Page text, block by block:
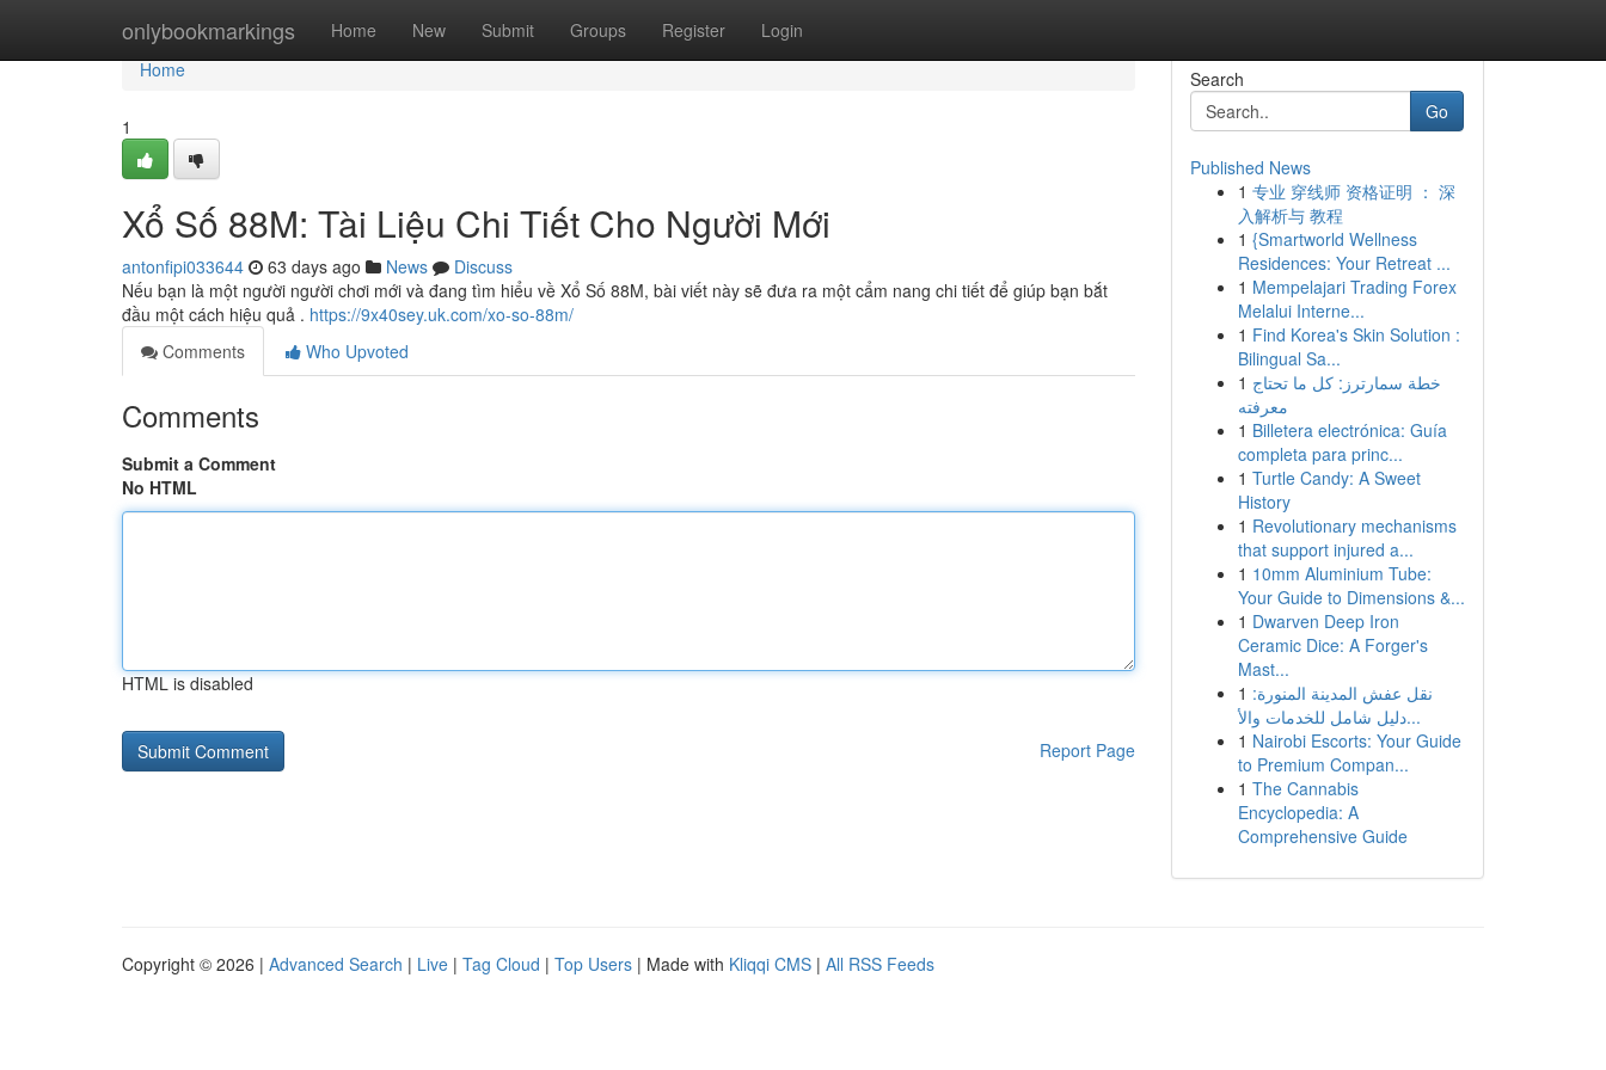
onlybookmarkings Home New Submit Groups Register Login
Home
Home
1
Xổ Số 88M: Tài Liệu Chi Tiết Cho Người Mới
antonfipi033644 63 days ago News
Discuss
Nếu bạn là một người người chơi mới và đang tìm hiểu về Xổ Số 88M, bài viết này sẽ đưa ra một cẩm nang chi tiết để giúp bạn bắt
đầu một cách hiệu quả . https://9x40sey.uk.com/xo-so-88m/
Comments
Who Upvoted
Comments
Submit a Comment
No HTML
HTML is disabled
Report Page
Search
Go
Published News
1 专业 穿线师 资格证明 ： 深
入解析与 教程
1 {Smartworld Wellness
Residences: Your Retreat ...
1 Mempelajari Trading Forex
Melalui Interne...
1 Find Korea's Skin Solution :
Bilingual Sa...
1 خطة سمارترز: كل ما تحتاج
معرفته
1 Billetera electrónica: Guía
completa para princ...
1 Turtle Candy: A Sweet
History
1 Revolutionary mechanisms
that support injured a...
1 10mm Aluminium Tube:
Your Guide to Dimensions &...
1 Dwarven Deep Iron
Ceramic Dice: A Forger's
Mast...
1 نقل عفش المدينة المنورة:
دليل شامل للخدمات والأ...
1 Nairobi Escorts: Your Guide
to Premium Compan...
1 The Cannabis
Encyclopedia: A
Comprehensive Guide
Copyright © 2026 | Advanced Search | Live | Tag Cloud | Top Users | Made with Kliqqi CMS | All RSS Feeds